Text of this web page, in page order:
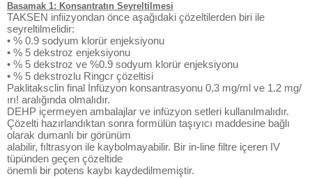
Basamak 1: Konsantratın Seyreltilmesi
TAKSEN infiizyondan önce aşağıdaki çözeltilerden biri ile
seyreltilmelidir:
• % 0.9 sodyum klorür enjeksiyonu
• % 5 dekstroz enjeksiyonu
• % 5 dekstroz ve %0.9 sodyum klorür enjeksiyonu
• % 5 dekstrozlu Ringcr çözeltisi
Paklitaksclin final İnfüzyon konsantrasyonu 0,3 mg/ml ve 1.2 mg/
ırı! aralığında olmalıdır.
DEHP içermeyen ambalajlar ve infüzyon setleri kullanılmalıdır.
Çözelti hazırlandıktan sonra formülün taşıyıcı maddesine bağlı
olarak dumanlı bir görünüm
alabilir, fıltrasyon ile kaybolmayabilir. Bir in-line filtre içeren IV
tüpünden geçen çözeltide
önemli bir potens kaybı kaydedilmemiştir.